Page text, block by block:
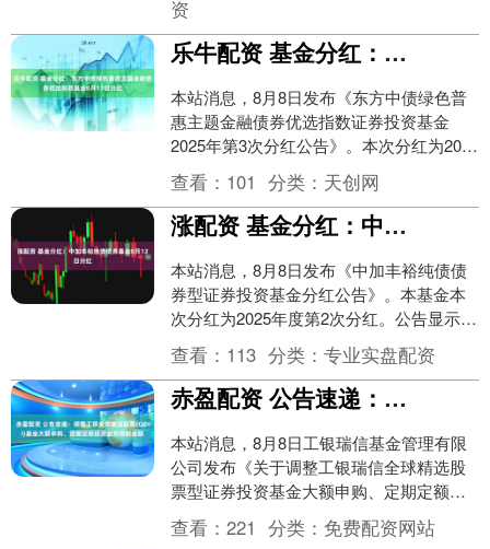
资
乐牛配资 基金分红：东方中债绿色普惠主题金融债券优选指数基金8月12日分红
本站消息，8月8日发布《东方中债绿色普
惠主题金融债券优选指数证券投资基金
2025年第3次分红公告》。本次分红为2025
年第3次分红。。公告显示，本次分红的收
益分....
查看： 101 分类： 天创网
涨配资 基金分红：中加丰裕纯债债券基金8月12日分红
本站消息，8月8日发布《中加丰裕纯债债
券型证券投资基金分红公告》。本基金本
次分红为2025年度第2次分红。公告显示，
本次分红的收益分配基准日为7月7日，详
细分红....
查看： 113 分类： 专业实盘配资
赤盈配资 公告速递：调整工银全球精选股票(QDII)基金大额申购、定期定额投资业务限制金额
本站消息，8月8日工银瑞信基金管理有限
公司发布《关于调整工银瑞信全球精选股
票型证券投资基金大额申购、定期定额投
资业务限制金额的公告》。公告中提示，
为保护基金份额....
查看： 221 分类： 免费配资网站